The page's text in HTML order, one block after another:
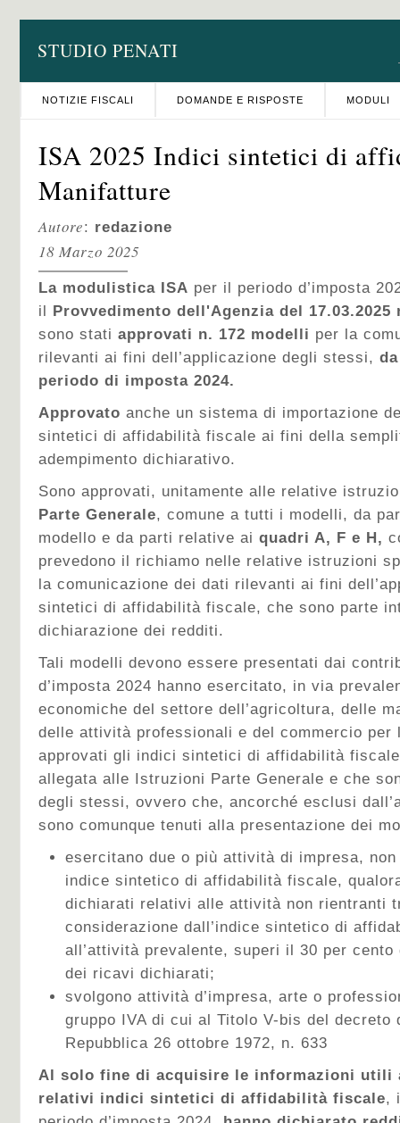
STUDIO PENATI
NOTIZIE FISCALI DOMANDE E RISPOSTE MODULI
ISA 2025 Indici sintetici di
Manifatture
Autore: redazione
18 Marzo 2025
La modulistica ISA per il periodo d’imposta
il Provvedimento dell'Agenzia del 17.03.2025
sono stati approvati n. 172 modelli per la
rilevanti ai fini dell’applicazione degli stessi,
periodo di imposta 2024.
Approvato anche un sistema di importazione
sintetici di affidabilità fiscale ai fini della
adempimento dichiarativo.
Sono approvati, unitamente alle relative
Parte Generale, comune a tutti i modelli, da
modello e da parti relative ai quadri A, F e H,
prevedono il richiamo nelle relative istruzioni
la comunicazione dei dati rilevanti ai fini
sintetici di affidabilità fiscale, che sono parte
dichiarazione dei redditi.
Tali modelli devono essere presentati dai
d’imposta 2024 hanno esercitato, in via
economiche del settore dell’agricoltura, delle
delle attività professionali e del commercio per
approvati gli indici sintetici di affidabilità
allegata alle Istruzioni Parte Generale e che
degli stessi, ovvero che, ancorché esclusi
sono comunque tenuti alla presentazione dei
esercitano due o più attività di impresa,
indice sintetico di affidabilità fiscale,
dichiarati relativi alle attività non rientranti
considerazione dall’indice sintetico di
all’attività prevalente, superi il 30 per cento
dei ricavi dichiarati;
svolgono attività d’impresa, arte o
gruppo IVA di cui al Titolo V-bis del decreto
Repubblica 26 ottobre 1972, n. 633
Al solo fine di acquisire le informazioni utili
relativi indici sintetici di affidabilità fiscale,